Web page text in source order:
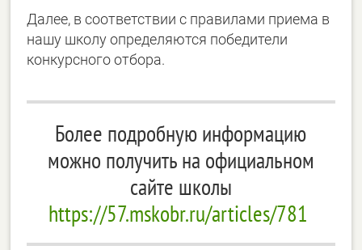
Далее, в соответствии с правилами приема в
нашу школу определяются победители
конкурсного отбора.
Более подробную информацию
можно получить на официальном
сайте школы
https://57.mskobr.ru/articles/781